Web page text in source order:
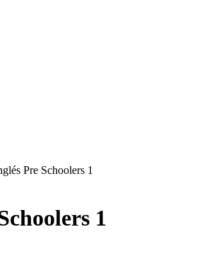
Pre Schoolers 1
1